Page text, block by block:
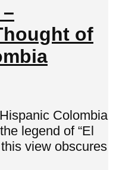
of
Colombia
legend of “El
view obscures